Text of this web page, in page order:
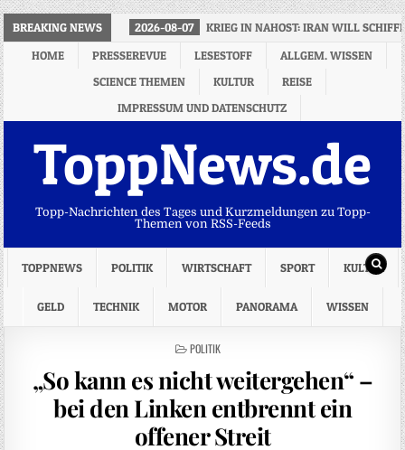
BREAKING NEWS 2026-08-07
KRIEG IN NAHOST: IRAN WILL
HOME
PRESSEREVUE LESESTOFF
ALLGEM. WISSEN
SCIENCE THEMEN
KULTUR
REISE
IMPRESSUM UND DATENSCHUTZ
ToppNews.de
Topp-Nachrichten des Tages und Kurzmeldungen zu Topp-
Themen von RSS-Feeds
TOPPNEWS POLITIK WIRTSCHAFT SPORT KULTUR
GELD TECHNIK MOTOR PANORAMA WISSEN
POSTED
POLITIK
„So kann es nicht weitergehen“ –
bei den Linken entbrennt ein
offener Streit